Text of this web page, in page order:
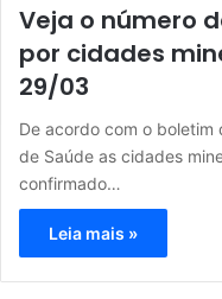
Veja o número
por cidades
29/03
De acordo com o
de Saúde as cidades
confirmado…
Leia mais »